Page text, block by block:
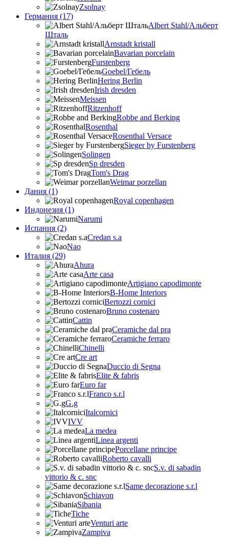
Zsolnay
Германия (17)
Albert Stahl/Альбеpт
Шталь
Arnstadt kristall
Bavarian porcelain
Furstenberg
Goebel/Гебель
Hering Berlin
Irish dresden
Meissen
Ritzenhoff
Robbe and Berking
Rosenthal
Rosenthal Versace
Sieger by Furstenberg
Solingen
Sp dresden
Tom's Drag
Weimar porzellan
Дания (1)
Royal copenhagen
Индонезия (1)
Narumi
Испания (2)
Credan s.a
Nao
Италия (29)
Ahura
Arte casa
Artigiano capodimonte
B-Home Interiors
Bertozzi cornici
Bruno costenaro
Cattin
Ceramiche dal pra
Ceramiche ferraro
Chinelli
Cre art
Duccio di Segna
Elite & fabris
Euro far
Franco s.r.l
G.g
Italcornici
IVV
La medea
Linea argenti
Porcellane principe
Roberto cavalli
S.v. di sabadin
vittorio & c. snc
Same decorazione s.r.l
Schiavon
Sibania
Tiche
Venturi arte
Zampiva